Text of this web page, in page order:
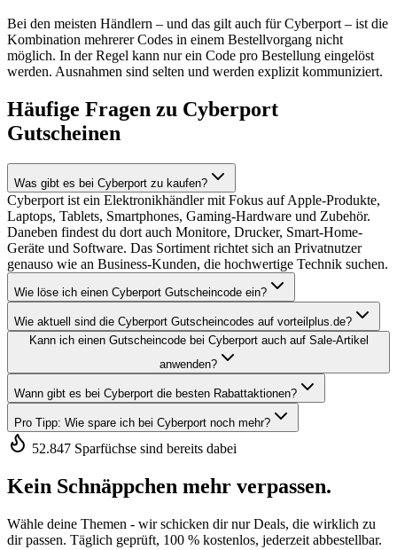
Bei den meisten Händlern – und das gilt auch für Cyberport – ist die
Kombination mehrerer Codes in einem Bestellvorgang nicht
möglich. In der Regel kann nur ein Code pro Bestellung eingelöst
werden. Ausnahmen sind selten und werden explizit kommuniziert.
Häufige Fragen zu Cyberport
Gutscheinen
Was gibt es bei Cyberport zu kaufen?
Cyberport ist ein Elektronikhändler mit Fokus auf Apple-Produkte,
Laptops, Tablets, Smartphones, Gaming-Hardware und Zubehör.
Daneben findest du dort auch Monitore, Drucker, Smart-Home-
Geräte und Software. Das Sortiment richtet sich an Privatnutzer
genauso wie an Business-Kunden, die hochwertige Technik suchen.
Wie löse ich einen Cyberport Gutscheincode ein?
Wie aktuell sind die Cyberport Gutscheincodes auf vorteilplus.de?
Kann ich einen Gutscheincode bei Cyberport auch auf Sale-Artikel
anwenden?
Wann gibt es bei Cyberport die besten Rabattaktionen?
Pro Tipp: Wie spare ich bei Cyberport noch mehr?
52.847 Sparfüchse sind bereits dabei
Kein Schnäppchen mehr verpassen.
Wähle deine Themen - wir schicken dir nur Deals, die wirklich zu
dir passen. Täglich geprüft, 100 % kostenlos, jederzeit abbestellbar.